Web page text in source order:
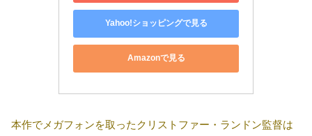
Yahoo!ショッピングで見る
Amazonで見る
本作でメガフォンを取ったクリストファー・ランドン監督は